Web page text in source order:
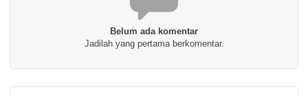
Belum ada komentar
Jadilah yang pertama berkomentar.